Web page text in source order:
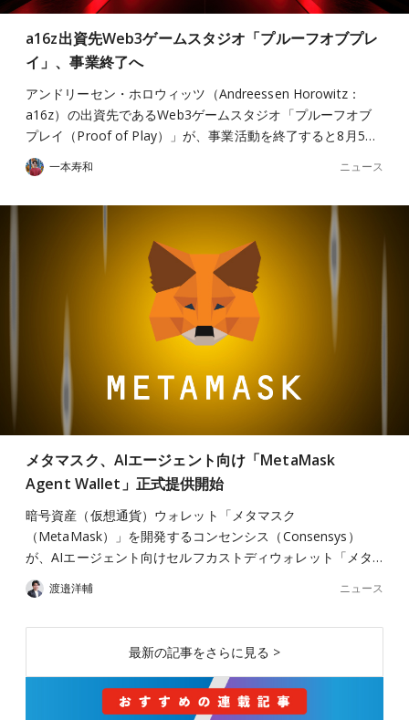
a16z出資先Web3ゲームスタジオ「プルーフオブプレ
イ」、事業終了へ
アンドリーセン・ホロウィッツ（Andreessen Horowitz：
a16z）の出資先であるWeb3ゲームスタジオ「プルーフオブ
プレイ（Proof of Play）」が、事業活動を終了すると8月5…
一本寿和 ニュース
メタマスク、AIエージェント向け「MetaMask
Agent Wallet」正式提供開始
暗号資産（仮想通貨）ウォレット「メタマスク
（MetaMask）」を開発するコンセンシス（Consensys）
が、AIエージェント向けセルフカストディウォレット「メタ…
渡邉洋輔 ニュース
最新の記事をさらに見る >